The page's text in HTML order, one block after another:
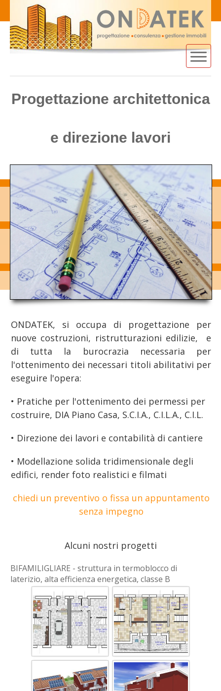
progettazione
vetrina immobili
Progettazione architettonica
e direzione lavori
ONDATEK, si occupa di progettazione per
nuove costruzioni, ristrutturazioni edilizie, e
di tutta la burocrazia necessaria per
l'ottenimento dei necessari titoli abilitativi per
eseguire l'opera:
• Pratiche per l'ottenimento dei permessi per
costruire, DIA Piano Casa, S.C.I.A., C.I.L.A., C.I.L.
• Direzione dei lavori e contabilità di cantiere
• Modellazione solida tridimensionale degli
edifici, render foto realistici e filmati
chied i un preventivo o fissa un appuntamento
senza impegno
Alcuni nostri progetti
BIFAMILIGLIARE - struttura in termoblocco di
laterizio, alta efficienza energetica, classe B